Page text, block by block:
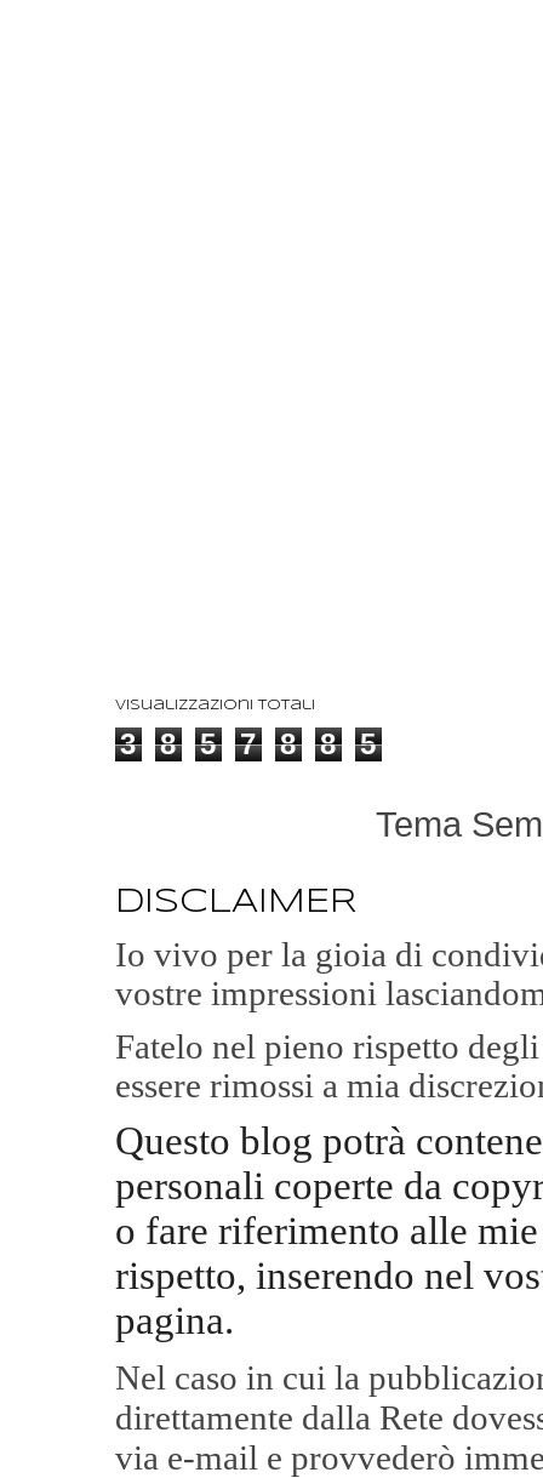
Visualizzazioni totali
3 8 5 7 8 8 5
Tema
DISCLAIMER
Io vivo per la gioia di
vostre impressioni
Fatelo nel pieno rispetto
essere rimossi a mia
Questo blog potrà
personali coperte da
o fare riferimento alle
rispetto, inserendo nel
pagina.
Nel caso in cui la
direttamente dalla Rete
via e-mail e provvederò